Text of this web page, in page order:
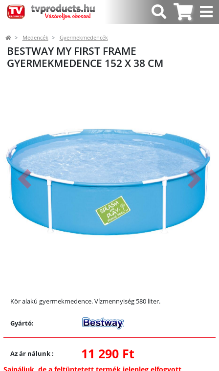
Medencék Gyermekmedencék
BESTWAY MY FIRST FRAME
GYERMEKMEDENCE 152 X 38 CM
Előző
Kör alakú gyermekmedence. Vízmennyiség 580 liter.
Gyártó:
Az ár nálunk: 11 290 Ft
Sajnáljuk, de a feltüntetett termék jelenleg elfogyott